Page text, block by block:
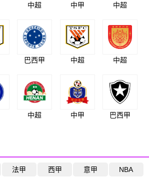
中超 中甲 中超
巴西甲 中超 中超
中超 中甲 巴西甲
法甲 西甲 意甲 NBA